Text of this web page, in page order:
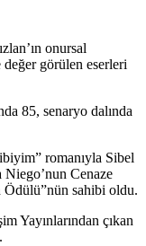
onursal
görülen eserleri
85, senaryo dalında
romanıyla Sibel
Niego’nun Cenaze
Ödülü”nün sahibi oldu.
Yayınlarından çıkan